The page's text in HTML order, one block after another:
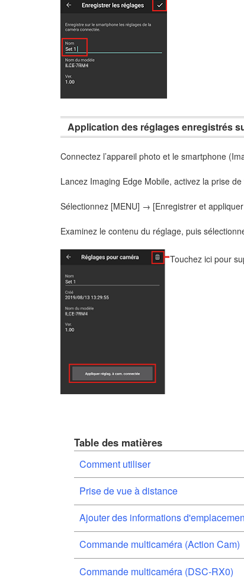
Application des réglages enregistrés
Connectez l’appareil photo et le smartphone
Lancez Imaging Edge Mobile, activez la prise
Sélectionnez [MENU] → [Enregistrer et
Examinez le contenu du réglage, puis
Touchez ici pour
Table des matières
Comment utiliser
Prise de vue à distance
Ajouter des informations
Commande multicaméra (Action Cam)
Commande multicaméra (DSC-RX0)